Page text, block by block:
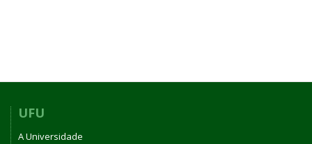
UFU
A Universidade